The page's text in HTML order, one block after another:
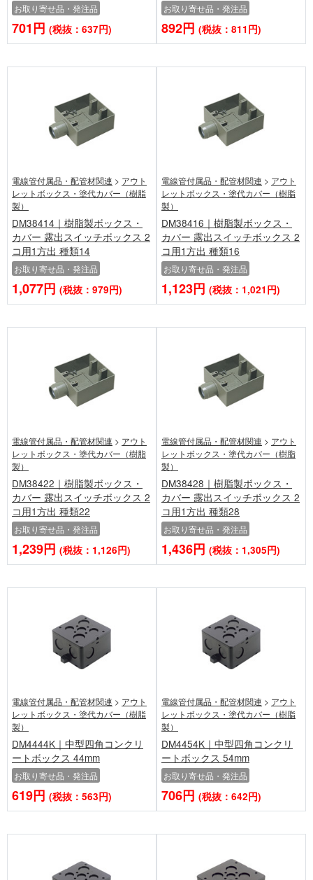
お取り寄せ品・発注品
701円 (税抜：637円)
お取り寄せ品・発注品
892円 (税抜：811円)
電線管付属品・配管材関連 > アウト
レットボックス・塗代カバー（樹脂
製）
DM38414｜樹脂製ボックス・
カバー 露出スイッチボックス 2
コ用1方出 種類14
お取り寄せ品・発注品
1,077円 (税抜：979円)
電線管付属品・配管材関連 > アウト
レットボックス・塗代カバー（樹脂
製）
DM38416｜樹脂製ボックス・
カバー 露出スイッチボックス 2
コ用1方出 種類16
お取り寄せ品・発注品
1,123円 (税抜：1,021円)
電線管付属品・配管材関連 > アウト
レットボックス・塗代カバー（樹脂
製）
DM38422｜樹脂製ボックス・
カバー 露出スイッチボックス 2
コ用1方出 種類22
お取り寄せ品・発注品
1,239円 (税抜：1,126円)
電線管付属品・配管材関連 > アウト
レットボックス・塗代カバー（樹脂
製）
DM38428｜樹脂製ボックス・
カバー 露出スイッチボックス 2
コ用1方出 種類28
お取り寄せ品・発注品
1,436円 (税抜：1,305円)
電線管付属品・配管材関連 > アウト
レットボックス・塗代カバー（樹脂
製）
DM4444K｜中型四角コンクリ
ートボックス 44mm
お取り寄せ品・発注品
619円 (税抜：563円)
電線管付属品・配管材関連 > アウト
レットボックス・塗代カバー（樹脂
製）
DM4454K｜中型四角コンクリ
ートボックス 54mm
お取り寄せ品・発注品
706円 (税抜：642円)